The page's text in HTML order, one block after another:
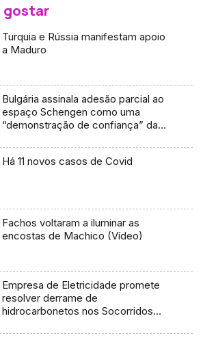
gostar
Turquia e Rússia manifestam apoio
a Maduro
Bulgária assinala adesão parcial ao
espaço Schengen como uma
“demonstração de confiança” da
Há 11 novos casos de Covid
Fachos voltaram a iluminar as
encostas de Machico (Vídeo)
Empresa de Eletricidade promete
resolver derrame de
hidrocarbonetos nos Socorridos